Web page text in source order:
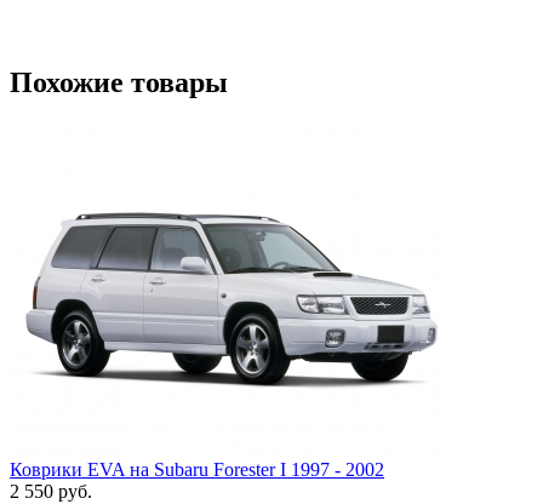
Похожие товары
Коврики EVA на Subaru Forester I 1997 - 2002
2 550 руб.